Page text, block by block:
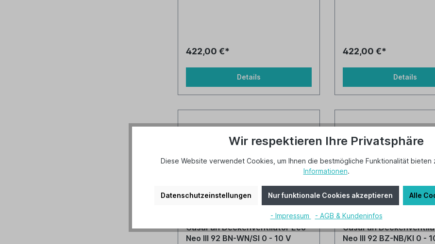
422,00 €*
Details
422,00 €*
Details
CasaFan Deckenventilator Eco
Neo III 92 BN-WN/SI 0 - 10 V
CasaFan
Neo III 92 BZ-NB/KI 0 -
Wir respektieren Ihre Privatsphäre
Diese Website verwendet Cookies, um Ihnen die bestmögliche Funktionalität bieten
Informationen.
Datenschutzeinstellungen Nur funktionale Cookies akzeptieren Alle
- Impressum - AGB & Kundeninfos